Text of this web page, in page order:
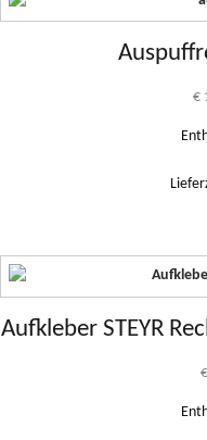
€
Aufkleber STEYR
€